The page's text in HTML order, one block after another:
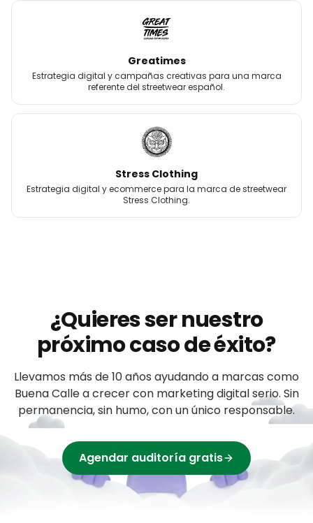
Greatimes
Estrategia digital y campañas creativas para una marca
referente del streetwear español.
Stress Clothing
Estrategia digital y ecommerce para la marca de streetwear
Stress Clothing.
¿Quieres ser nuestro
próximo caso de éxito?
Llevamos más de 10 años ayudando a marcas como
Buena Callea crecer con marketing digital serio. Sin
permanencia, sin humo, con un único responsable.
Agendar auditoría gratis